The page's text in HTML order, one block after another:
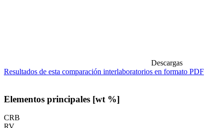
Descargas
Resultados de esta comparación interlaboratorios en formato PDF
Elementos principales [wt %]
CRB